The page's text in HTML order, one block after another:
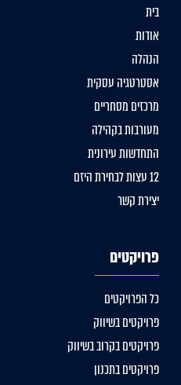
בית
אודות
הנהלה
אסטרטגיה עסקית
מרכזים מסחריים
מעורבות בקהילה
התחדשות עירונית
12 עצות לבחירת היזם
יצירת קשר
פרויקטים
כל הפרויקטים
פרויקטים בשיווק
פרויקטים בקרוב בשיווק
פרויקטים בתכנון